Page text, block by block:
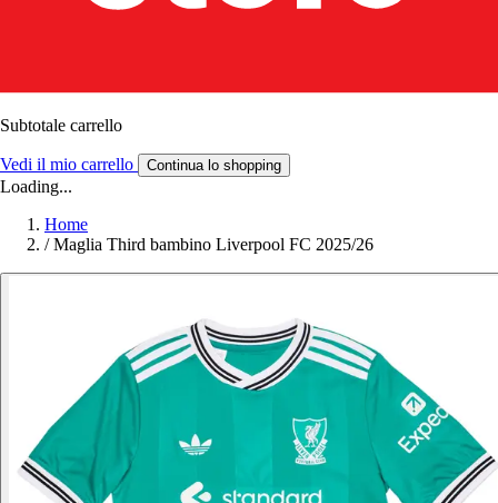
Subtotale carrello
Vedi il mio carrello Continua lo shopping
Loading...
Home
/ Maglia Third bambino Liverpool FC 2025/26